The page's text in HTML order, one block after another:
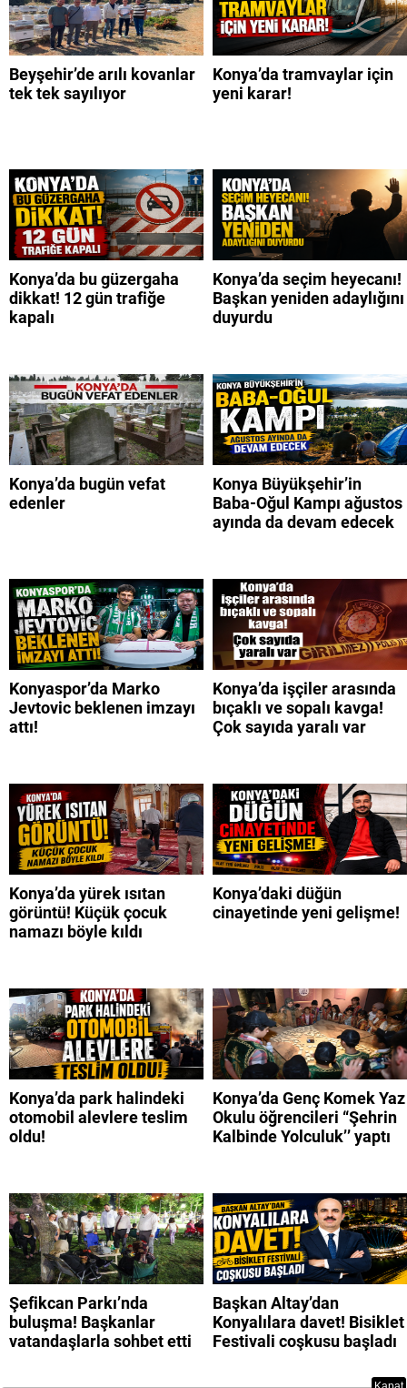
Beyşehir’de arılı kovanlar
tek tek sayılıyor
Konya’da tramvaylar için
yeni karar!
Konya’da bu güzergaha
dikkat! 12 gün trafiğe
kapalı
Konya’da seçim heyecanı!
Başkan yeniden adaylığını
duyurdu
Konya’da bugün vefat
edenler
Konya Büyükşehir’in
Baba-Oğul Kampı ağustos
ayında da devam edecek
Konyaspor’da Marko
Jevtovic beklenen imzayı
attı!
Konya’da işçiler arasında
bıçaklı ve sopalı kavga!
Çok sayıda yaralı var
Konya’da yürek ısıtan
görüntü! Küçük çocuk
namazı böyle kıldı
Konya’daki düğün
cinayetinde yeni gelişme!
Konya’da park halindeki
otomobil alevlere teslim
oldu!
Konya’da Genç Komek Yaz
Okulu öğrencileri “Şehrin
Kalbinde Yolculuk’’ yaptı
Şefikcan Parkı’nda
buluşma! Başkanlar
vatandaşlarla sohbet etti
Başkan Altay’dan
Konyalılara davet! Bisiklet
Festivali coşkusu başladı